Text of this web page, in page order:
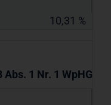
10,31 %
1 Nr. 1 WpHG